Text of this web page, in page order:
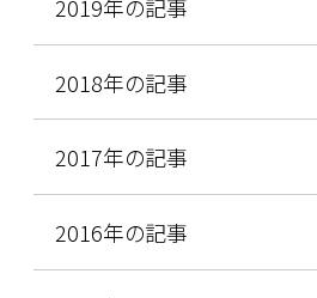
2019年の記事
2018年の記事
2017年の記事
2016年の記事